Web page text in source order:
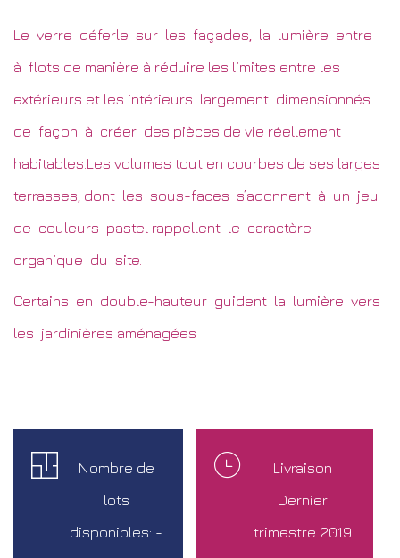
Le verre déferle sur les façades, la lumière entre
à flots de manière à réduire les limites entre les
extérieurs et les intérieurs largement dimensionnés
de façon à créer des pièces de vie réellement
habitables.Les volumes tout en courbes de ses larges
terrasses, dont les sous-faces s’adonnent à un jeu
de couleurs pastel rappellent le caractère
organique du site.
Certains en double-hauteur guident la lumière vers
les jardinières aménagées
Nombre de
lots
disponibles: -
Livraison
Dernier
trimestre 2019